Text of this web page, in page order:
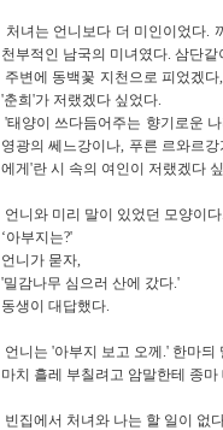
처녀는 언니보다 더 미인이었다.
천부적인 남국의 미녀였다. 삼단
주변에 동백꽃 지천으로 피었겠
'춘희'가 저랬겠다 싶었다.
'태양이 쓰다듬어주는 향기로운
영광의 쎄느강이나, 푸른 르와르
에게'란 시 속의 여인이 저랬겠다
언니와 미리 말이 있었던 모양이
‘아부지는?'
언니가 묻자,
'밀감나무 심으러 산에 갔다.'
동생이 대답했다.
언니는 '아부지 보고 오께.' 한마
마치 흘레 부칠려고 암말한테 종
빈집에서 처녀와 나는 할 일이 없